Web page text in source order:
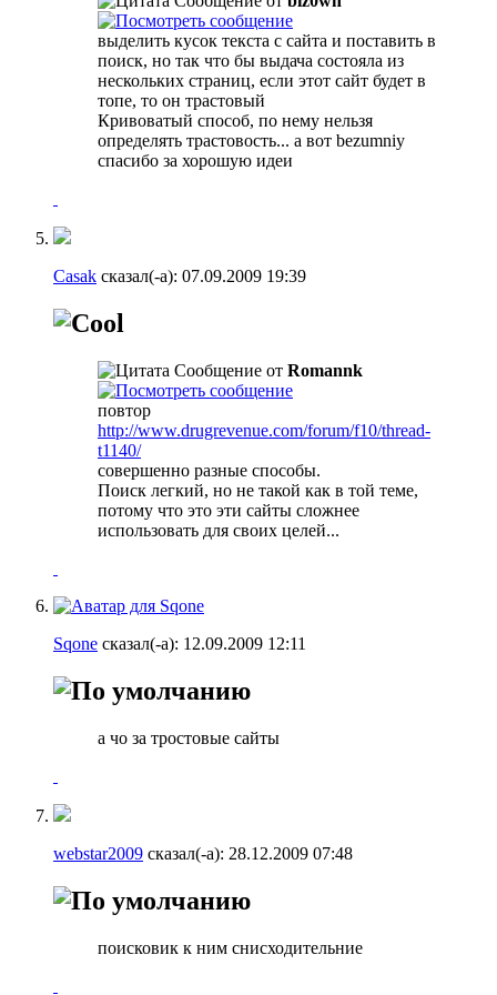
выделить кусок текста с сайта и поставить в
поиск, но так что бы выдача состояла из
нескольких страниц, если этот сайт будет в
топе, то он трастовый
Кривоватый способ, по нему нельзя
определять трастовость... а вот bezumniy
спасибо за хорошую идеи
Casak сказал(-а): 07.09.2009 19:39
Сообщение от Romannk
повтор
http://www.drugrevenue.com/forum/f10/thread-
t1140/
совершенно разные способы.
Поиск легкий, но не такой как в той теме,
потому что это эти сайты сложнее
использовать для своих целей...
Sqone сказал(-а): 12.09.2009 12:11
а чо за тростовые сайты
webstar2009 сказал(-а): 28.12.2009 07:48
поисковик к ним снисходительние